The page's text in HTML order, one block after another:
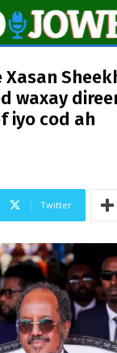
Xasan
waxay
iyo cod ah
Twitter